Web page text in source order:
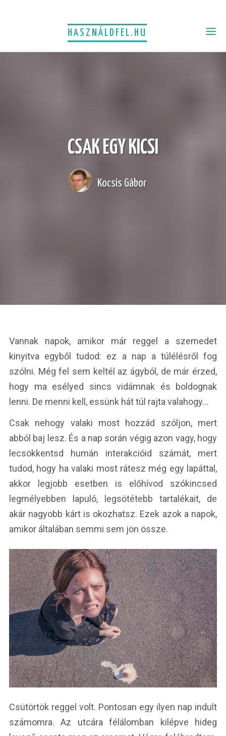
HASZNÁLDFEL.HU
CSAK EGY KICSI
Kocsis Gábor
Vannak napok, amikor már reggel a szemedet
kinyitva egyből tudod: ez a nap a túlélésről fog
szólni. Még fel sem keltél az ágyból, de már érzed,
hogy ma esélyed sincs vidámnak és boldognak
lenni. De menni kell, essünk hát túl rajta valahogy…
Csak nehogy valaki most hozzád szóljon, mert
abból baj lesz. És a nap során végig azon vagy, hogy
lecsökkentsd humán interakcióid számát, mert
tudod, hogy ha valaki most rátesz még egy lapáttal,
akkor legjobb esetben is előhívod szókincsed
legmélyebben lapuló, legsötétebb tartalékait, de
akár nagyobb kárt is okozhatsz. Ezek azok a napok,
amikor általában semmi sem jön össze.
Csütörtök reggel volt. Pontosan egy ilyen nap indult
számomra. Az utcára félálomban kilépve hideg